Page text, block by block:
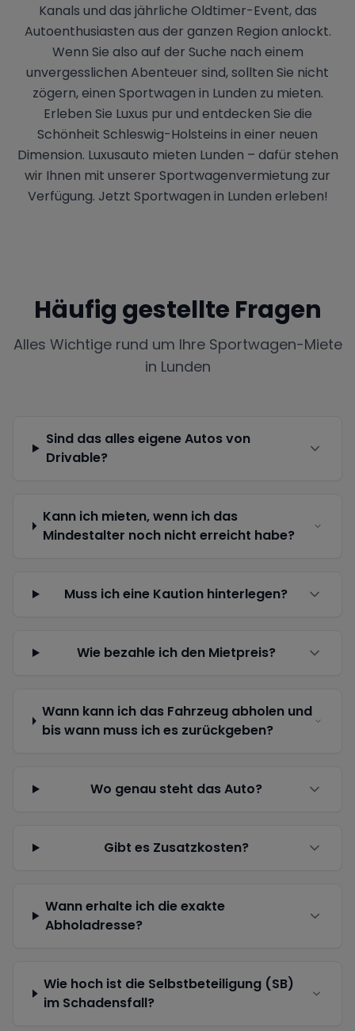
Kanals und das jährliche Oldtimer-Event, das
Autoenthusiasten aus der ganzen Region anlockt.
Wenn Sie also auf der Suche nach einem
unvergesslichen Abenteuer sind, sollten Sie nicht
zögern, einen Sportwagen in Lunden zu mieten.
Erleben Sie Luxus pur und entdecken Sie die
Schönheit Schleswig-Holsteins in einer neuen
Dimension. Luxusauto mieten Lunden – dafür stehen
wir Ihnen mit unserer Sportwagenvermietung zur
Verfügung. Jetzt Sportwagen in Lunden erleben!
Häufig gestellte Fragen
Alles Wichtige rund um Ihre Sportwagen-Miete
in Lunden
Sind das alles eigene Autos von
Drivable?
Kann ich mieten, wenn ich das
Mindestalter noch nicht erreicht habe?
Muss ich eine Kaution hinterlegen?
Wie bezahle ich den Mietpreis?
Wann kann ich das Fahrzeug abholen und
bis wann muss ich es zurückgeben?
Wo genau steht das Auto?
Gibt es Zusatzkosten?
Wann erhalte ich die exakte
Abholadresse?
Wie hoch ist die Selbstbeteiligung (SB)
im Schadensfall?